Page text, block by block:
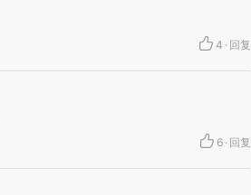
4 · 回复
6 · 回复